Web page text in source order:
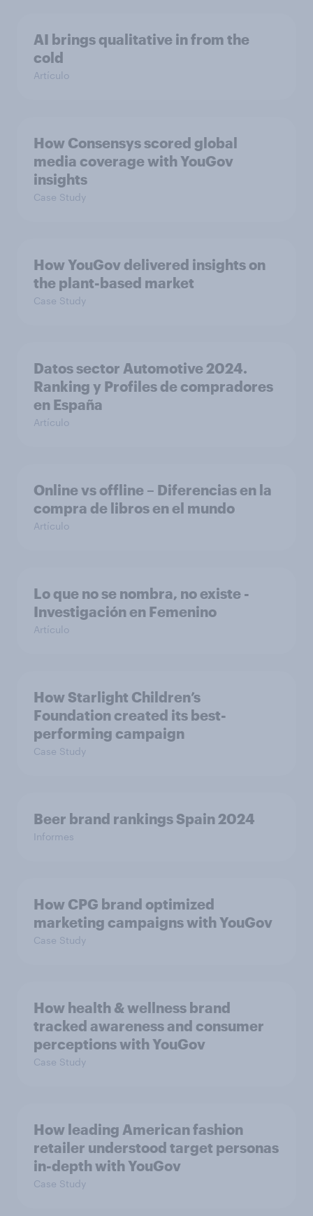
AI brings qualitative in from the
cold
Artículo
How Consensys scored global
media coverage with YouGov
insights
Case Study
How YouGov delivered insights on
the plant-based market
Case Study
Datos sector Automotive 2024.
Ranking y Profiles de compradores
en España
Artículo
Online vs offline – Diferencias en la
compra de libros en el mundo
Artículo
Lo que no se nombra, no existe -
Investigación en Femenino
Artículo
How Starlight Children’s
Foundation created its best-
performing campaign
Case Study
Beer brand rankings Spain 2024
Informes
How CPG brand optimized
marketing campaigns with YouGov
Case Study
How health & wellness brand
tracked awareness and consumer
perceptions with YouGov
Case Study
How leading American fashion
retailer understood target personas
in-depth with YouGov
Case Study